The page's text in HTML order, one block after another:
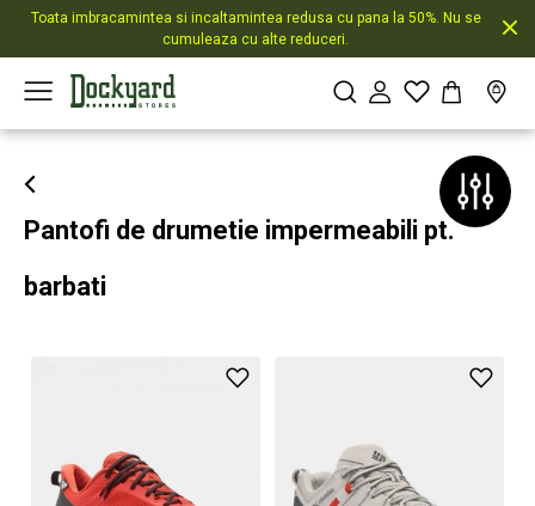
Toata imbracamintea si incaltamintea redusa cu pana la 50%. Nu se
cumuleaza cu alte reduceri.
Pantofi de drumetie impermeabili pt.
barbati